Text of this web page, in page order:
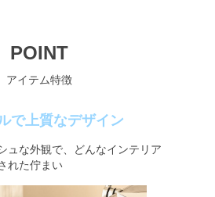
POINT
アイテム特徴
で上質なデザイン
ュな外観で、どんなインテリア
れた佇まい